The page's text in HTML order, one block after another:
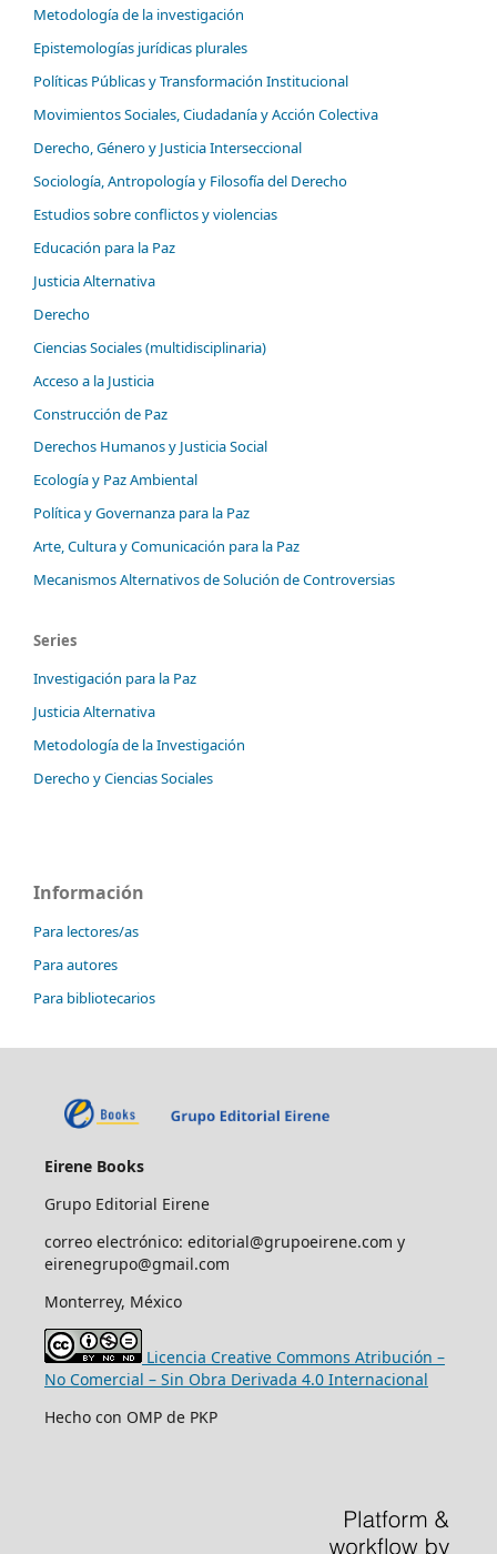
Metodología de la investigación
Epistemologías jurídicas plurales
Políticas Públicas y Transformación Institucional
Movimientos Sociales, Ciudadanía y Acción Colectiva
Derecho, Género y Justicia Interseccional
Sociología, Antropología y Filosofía del Derecho
Estudios sobre conflictos y violencias
Educación para la Paz
Justicia Alternativa
Derecho
Ciencias Sociales (multidisciplinaria)
Acceso a la Justicia
Construcción de Paz
Derechos Humanos y Justicia Social
Ecología y Paz Ambiental
Política y Governanza para la Paz
Arte, Cultura y Comunicación para la Paz
Mecanismos Alternativos de Solución de Controversias
Series
Investigación para la Paz
Justicia Alternativa
Metodología de la Investigación
Derecho y Ciencias Sociales
Información
Para lectores/as
Para autores
Para bibliotecarios
Eirene Books
Grupo Editorial Eirene
correo electrónico: editorial@grupoeirene.com y
eirenegrupo@gmail.com
Monterrey, México
Licencia Creative Commons Atribución –
No Comercial – Sin Obra Derivada 4.0 Internacional
Hecho con OMP de PKP